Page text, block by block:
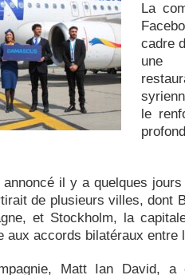
La
cadre
une
le
il y a quelques
de plusieurs villes, dont
et Stockholm, la
aux accords bilatéraux entre
Matt Ian David,